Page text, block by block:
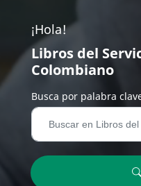
¡Hola!
Libros del
Colombiano
Busca por palabra